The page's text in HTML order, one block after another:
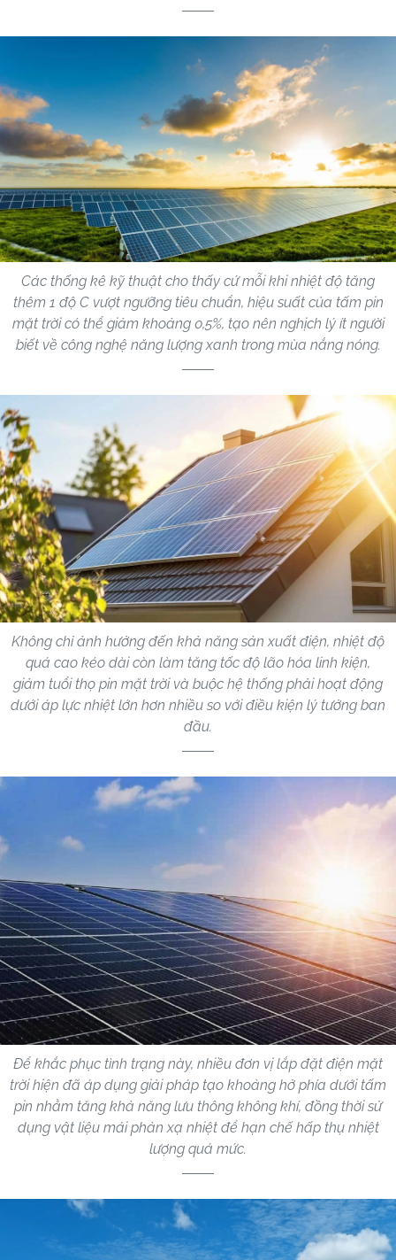
Các thống kê kỹ thuật cho thấy cứ mỗi khi nhiệt độ tăng
thêm 1 độ C vượt ngưỡng tiêu chuẩn, hiệu suất của tấm pin
mặt trời có thể giảm khoảng 0,5%, tạo nên nghịch lý ít người
biết về công nghệ năng lượng xanh trong mùa nắng nóng.
Không chỉ ảnh hưởng đến khả năng sản xuất điện, nhiệt độ
quá cao kéo dài còn làm tăng tốc độ lão hóa linh kiện,
giảm tuổi thọ pin mặt trời và buộc hệ thống phải hoạt động
dưới áp lực nhiệt lớn hơn nhiều so với điều kiện lý tưởng ban
đầu.
Để khắc phục tình trạng này, nhiều đơn vị lắp đặt điện mặt
trời hiện đã áp dụng giải pháp tạo khoảng hở phía dưới tấm
pin nhằm tăng khả năng lưu thông không khí, đồng thời sử
dụng vật liệu mái phản xạ nhiệt để hạn chế hấp thụ nhiệt
lượng quá mức.